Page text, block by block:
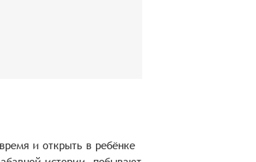
и открыть в ребёнке